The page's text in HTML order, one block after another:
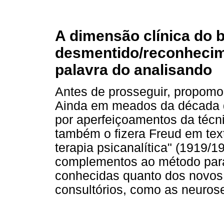
A dimensão clínica do
desmentido/
palavra do analisando
Antes de prosseguir,
Ainda em meados da
por aperfeiçoamentos da
também o fizera Freud em
terapia psicanalítica" (1919/
complementos ao método
conhecidas quanto dos
consultórios, como as